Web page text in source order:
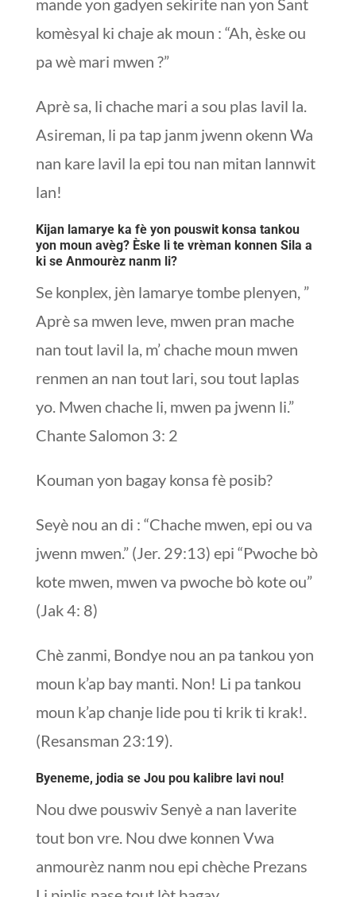
komèsyal ki chaje ak moun : “Ah, èske ou
pa wè mari mwen ?”
Aprè sa, li chache mari a sou plas lavil la.
Asireman, li pa tap janm jwenn okenn Wa
nan kare lavil la epi tou nan mitan lannwit
lan!
Kijan lamarye ka fè yon pouswit konsa tankou
yon moun avèg? Èske li te vrèman konnen Sila a
ki se Anmourèz nanm li?
Se konplex, jèn lamarye tombe plenyen, ”
Aprè sa mwen leve, mwen pran mache
nan tout lavil la, m’ chache moun mwen
renmen an nan tout lari, sou tout laplas
yo. Mwen chache li, mwen pa jwenn li.”
Chante Salomon 3: 2
Kouman yon bagay konsa fè posib?
Seyè nou an di : “Chache mwen, epi ou va
jwenn mwen.” (Jer. 29:13) epi “Pwoche bò
kote mwen, mwen va pwoche bò kote ou”
(Jak 4: 8)
Chè zanmi, Bondye nou an pa tankou yon
moun k’ap bay manti. Non! Li pa tankou
moun k’ap chanje lide pou ti krik ti krak!.
(Resansman 23:19).
Byeneme, jodia se Jou pou kalibre lavi nou!
Nou dwe pouswiv Senyè a nan laverite
tout bon vre. Nou dwe konnen Vwa
anmourèz nanm nou epi chèche Prezans